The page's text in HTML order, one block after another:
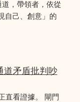
，帶領者，依從
自己、創意」的
道矛盾批判吵
直看證據。 閘門